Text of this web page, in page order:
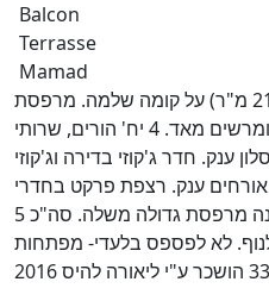
Balcon
Terrasse
Mamad
בבניין חדש פנטהאוז ענק (210 מ"ר) על קומה שלמה. מרפסת
110 מ"ר, נוף מכל כיוון, מעוצב ומרשים מאד. 4 יח' הורים, שרותי
ענק. חדר ג'קוזי בדירה וג'קוזי
ענק. רצפת פרקט בחדרי
שינה. לכל סוויטה (יח' הורים) ישנה מרפסת גדולה משלה. סה"כ 5
ענק- 2 חלונות לנוף. לא לפספס בלעדי- מפתחות